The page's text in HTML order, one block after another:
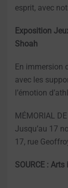
esprit, avec
Exposition
Shoah
En immersion
avec les
l’émotion
MÉMORIAL
Jusqu’au 17
17, rue
SOURCE :